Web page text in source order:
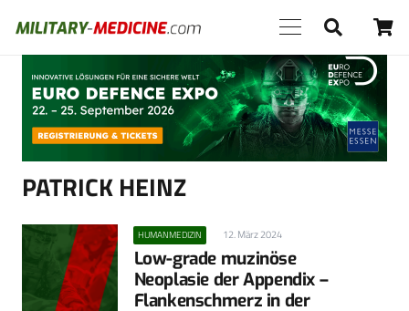
Anzeige
PATRICK HEINZ
HUMANMEDIZIN 12. März 2024
Low-grade muzinöse
Neoplasie der Appendix –
Flankenschmerz in der